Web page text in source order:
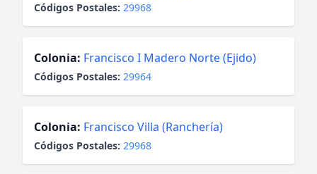
Códigos Postales: 29968
Colonia: Francisco I Madero Norte (Ejido)
Códigos Postales: 29964
Colonia: Francisco Villa (Ranchería)
Códigos Postales: 29968